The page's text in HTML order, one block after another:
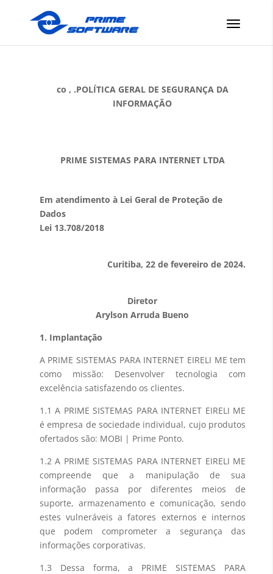
co , .POLÍTICA GERAL DE SEGURANÇA DA
INFORMAÇÃO
PRIME SISTEMAS PARA INTERNET LTDA
Em atendimento à Lei Geral de Proteção de
Dados
Lei 13.708/2018
Curitiba, 22 de fevereiro de 2024.
Diretor
Arylson Arruda Bueno
1. Implantação
A PRIME SISTEMAS PARA INTERNET EIRELI ME tem
como missão: Desenvolver tecnologia com
excelência satisfazendo os clientes.
1.1 A PRIME SISTEMAS PARA INTERNET EIRELI ME
é empresa de sociedade individual, cujo produtos
ofertados são: MOBI | Prime Ponto.
1.2 A PRIME SISTEMAS PARA INTERNET EIRELI ME
compreende que a manipulação de sua
informação passa por diferentes meios de
suporte, armazenamento e comunicação, sendo
estes vulneráveis a fatores externos e internos
que podem comprometer a segurança das
informações corporativas.
1.3 Dessa forma, a PRIME SISTEMAS PARA